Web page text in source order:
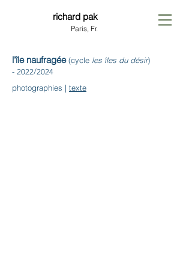
richard pak
Paris, Fr.
l'île naufragée(cycle les îles du désir)
- 2022/2024
photographies | texte